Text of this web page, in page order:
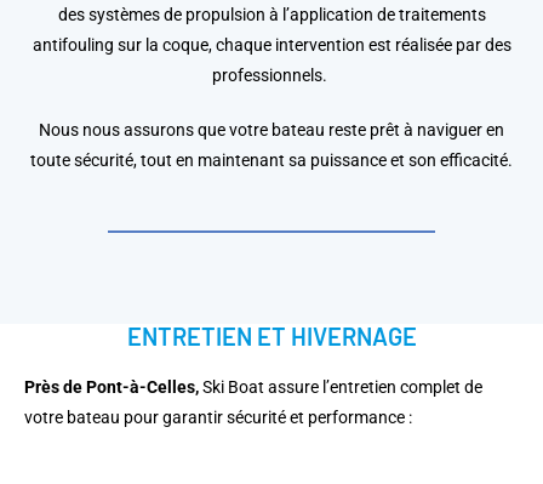
des systèmes de propulsion à l’application de traitements
antifouling sur la coque, chaque intervention est réalisée par des
professionnels.
Nous nous assurons que votre bateau reste prêt à naviguer en
toute sécurité, tout en maintenant sa puissance et son efficacité.
ENTRETIEN ET HIVERNAGE
Près de Pont-à-Celles,Ski Boat assure l’entretien complet de
votre bateau pour garantir sécurité et performance :